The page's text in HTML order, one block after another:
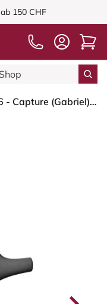
ab 150 CHF
HÅG Capisco 8106 - Capture (Gabriel) - Wolle / Polyamid - CPT4601 - Dark grey - Blush Rose - 265 mm (Sitzhöhe 53-79cm) - Weiche Rollen für harte Böden